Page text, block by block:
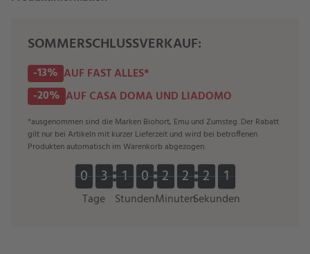
SOMMERSCHLUSSVERKAUF:
-13% AUF FAST ALLES*
-20% AUF CASA DOMA UND LIADOMO
*ausgenommen sind die Marken Biohort, Emu und Zumsteg. Der Rabatt
gilt nur bei Artikeln mit kurzer Lieferzeit und wird bei betroffenen
Produkten automatisch im Warenkorb abgezogen.
Tage
0
0
0
0 3
3
3
3
Stunden
1
1
1
1 0
0
0
0
Minuten
2
2
2
2 2
2
2
2
Sekunden
2
2
2
2 0
1
1
0